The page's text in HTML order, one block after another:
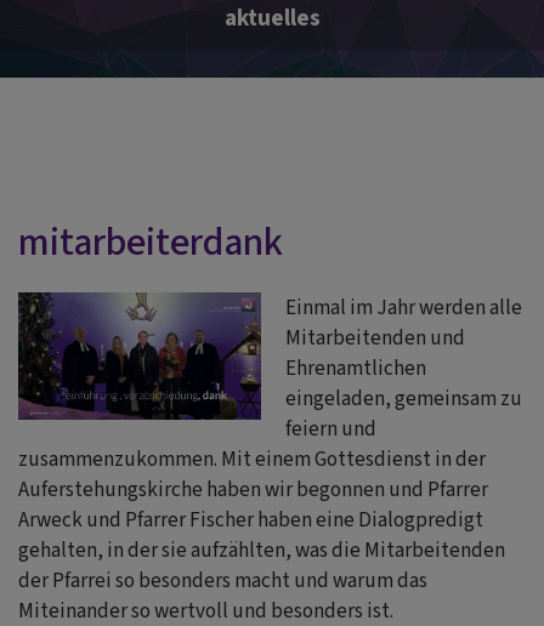
aktuelles
mitarbeiterdank
Einmal im Jahr werden alle
Mitarbeitenden und
Ehrenamtlichen
eingeladen, gemeinsam zu
feiern und
zusammenzukommen. Mit einem Gottesdienst in der
Auferstehungskirche haben wir begonnen und Pfarrer
Arweck und Pfarrer Fischer haben eine Dialogpredigt
gehalten, in der sie aufzählten, was die Mitarbeitenden
der Pfarrei so besonders macht und warum das
Miteinander so wertvoll und besonders ist.